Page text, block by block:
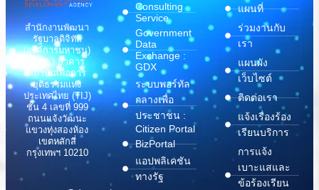
สำนักงานพัฒนา
รัฐบาลดิจิทัล
(องค์การมหาชน)
(สพร.) อาคาร
สถาบันเพื่อการ
ยุติธรรมแห่ง
ประเทศไทย (TIJ)
ชั้น 4 เลขที่ 999
ถนนแจ้งวัฒนะ
แขวงทุ่งสองห้อง
เขตหลักสี่
กรุงเทพฯ 10210
Consulting
Service
Government
Data
Exchange :
GDX
ระบบพอร์ทัล
กลางเพื่อ
ประชาชน :
Citizen Portal
BizPortal
แอปพลิเคชัน
ทางรัฐ
แผนที่
ร่วมงานกับ
เรา
แผนผัง
เว็บไซต์
ติดต่อเรา
แจ้งเรื่องร้อง
เรียนบริการ
การแจ้ง
เบาะแสและ
ข้อร้องเรียน